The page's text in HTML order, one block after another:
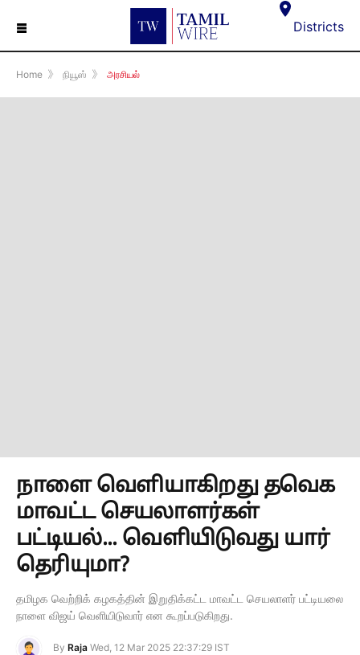
☰ Districts
Home 》 நியூஸ் 》 அரசியல்
நாளை வெளியாகிறது தவெக
மாவட்ட செயலாளர்கள்
பட்டியல்... வெளியிடுவது யார்
தெரியுமா?
தமிழக வெற்றிக் கழகத்தின் இறுதிக்கட்ட மாவட்ட செயலாளர் பட்டியலை
நாளை விஜய் வெளியிடுவார் என கூறப்படுகிறது.
By Raja Wed, 12 Mar 2025 22:37:29 IST